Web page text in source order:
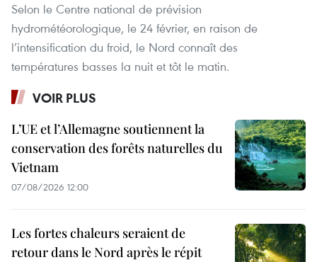
Selon le Centre national de prévision
hydrométéorologique, le 24 février, en raison de
l’intensification du froid, le Nord connaît des
températures basses la nuit et tôt le matin.
VOIR PLUS
L’UE et l’Allemagne soutiennent la
conservation des forêts naturelles du
Vietnam
07/08/2026 12:00
Les fortes chaleurs seraient de
retour dans le Nord après le répit